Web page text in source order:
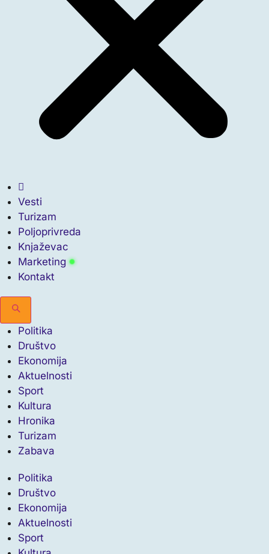
Vesti
Turizam
Poljoprivreda
Knjaževac
Marketing
Kontakt
Politika
Društvo
Ekonomija
Aktuelnosti
Sport
Kultura
Hronika
Turizam
Zabava
Politika
Društvo
Ekonomija
Aktuelnosti
Sport